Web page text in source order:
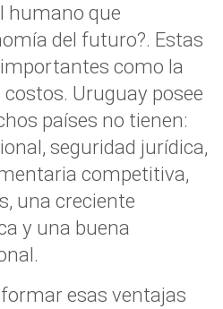
humano que
del futuro?. Estas
como la
Uruguay posee
países no tienen:
seguridad jurídica,
competitiva,
una creciente
y una buena
esas ventajas